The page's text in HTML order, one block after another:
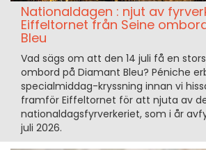
Nationaldagen : njut av
Eiffeltornet från Seine
Bleu
Vad sägs om att den 14 juli få en
ombord på Diamant Bleu? Péniche
specialmiddag-kryssning innan vi
framför Eiffeltornet för att njuta av
nationaldagsfyrverkeriet, som i år
juli 2026.